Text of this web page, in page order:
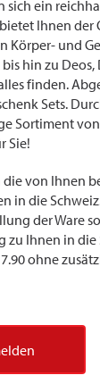
sich ein
Ihnen der
Körper- und
hin zu
finden.
Sets.
Sortiment
Sie!
von Ihnen
in die
der Ware
zu Ihnen in
ohne